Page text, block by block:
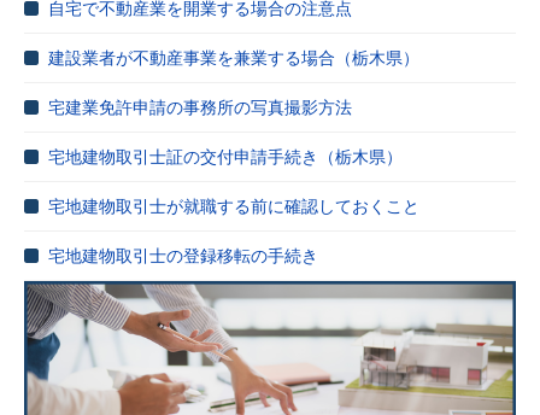
自宅で不動産業を開業する場合の注意点
建設業者が不動産事業を兼業する場合（栃木県）
宅建業免許申請の事務所の写真撮影方法
宅地建物取引士証の交付申請手続き（栃木県）
宅地建物取引士が就職する前に確認しておくこと
宅地建物取引士の登録移転の手続き